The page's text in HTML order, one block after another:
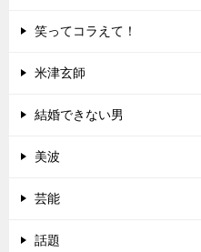
笑ってコラえて！
米津玄師
結婚できない男
美波
芸能
話題